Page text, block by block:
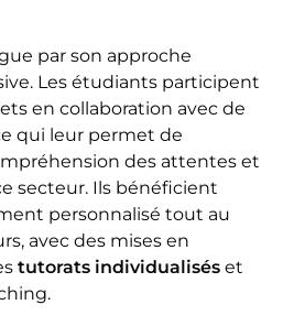
par son approche
Les étudiants participent
en collaboration avec de
qui leur permet de
des attentes et
secteur. Ils bénéficient
personnalisé tout au
avec des mises en
tutorats individualisés et